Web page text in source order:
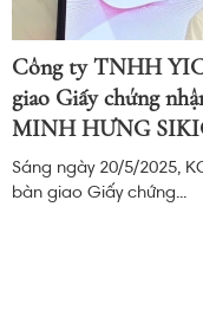
Công ty TNHH
giao Giấy chứng
MINH HƯNG
Sáng ngày 20/5/2025,
bàn giao Giấy chứng...